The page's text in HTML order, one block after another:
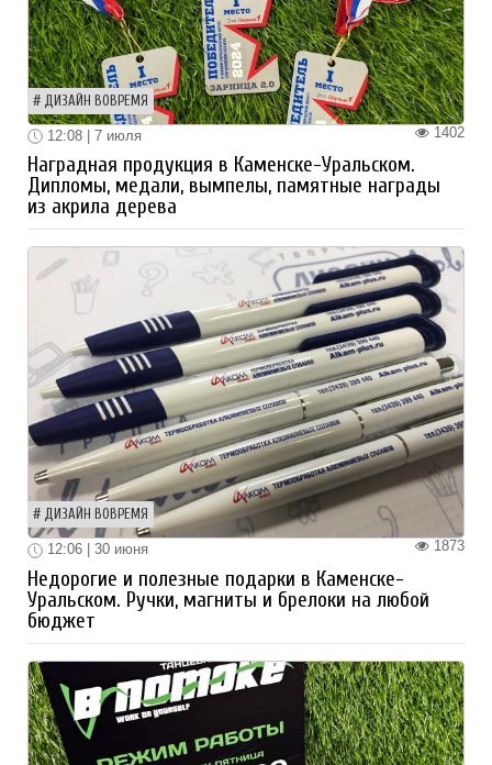
ДИЗАЙН ВОВРЕМЯ
1402
12:08 | 7 июля
Наградная продукция в Каменске-Уральском.
Дипломы, медали, вымпелы, памятные награды
из акрила дерева
ДИЗАЙН ВОВРЕМЯ
1873
12:06 | 30 июня
Недорогие и полезные подарки в Каменске-
Уральском. Ручки, магниты и брелоки на любой
бюджет